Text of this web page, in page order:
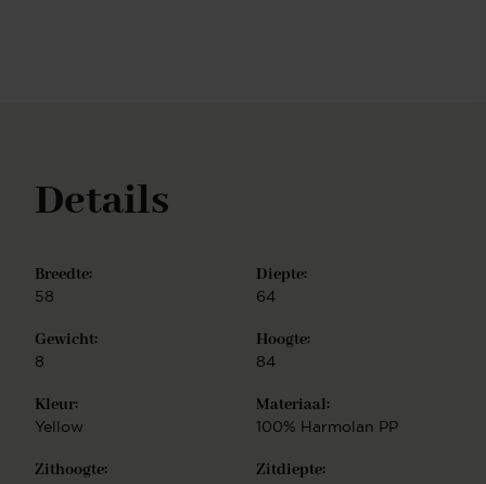
Details
Breedte:
58
Diepte:
64
Gewicht:
8
Hoogte:
84
Kleur:
Yellow
Materiaal:
100% Harmolan PP
Zithoogte: Zitdiepte: